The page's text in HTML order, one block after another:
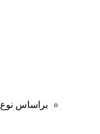
براساس نوع